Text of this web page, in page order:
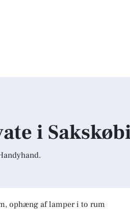
i
ophæng af lamper i to rum